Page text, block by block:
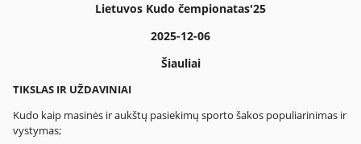
Lietuvos Kudo čempionatas'25
2025-12-06
Šiauliai
TIKSLAS IR UŽDAVINIAI
Kudo kaip masinės ir aukštų pasiekimų sporto šakos populiarinimas ir
vystymas;